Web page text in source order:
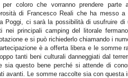
per coloro che vorranno prendere
di Francesco Reali che ha messo
Poggi, ci sarà la possibilità di usufruire
nei principali camping del litorale
e si può richiederlo chiamando i
è a offerta libera e le somme
tanti beni culturali danneggiati dal
sia questo bene perché si attende di
avanti. Le somme raccolte sia con